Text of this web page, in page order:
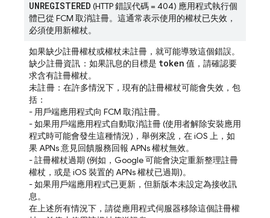
UNREGISTERED (HTTP 錯誤代碼 = 404) 應用程式執行個
體已從 FCM 取消註冊。這通常表示使用的權杖已失效，
必須使用新權杖。
如果缺少註冊權杖或權杖未註冊，就可能導致這個錯誤。
缺少註冊資訊 ：如果訊息的目標是 token 值，請確認要
求含有註冊權杖。
未註冊：在許多情況下，現有的註冊權杖可能會失效，包
括：
- 用戶端應用程式向 FCM 取消註冊。
- 如果用戶端應用程式自動取消註冊 (使用者解除安裝應用
程式時可能會發生這種情況)，舉例來說，在 iOS 上，如
果 APNs 意見回饋服務回報 APNs 權杖無效。
- 註冊權杖過期 (例如，Google 可能會決定重新整理註冊
權杖，或是 iOS 裝置的 APNs 權杖已過期)。
- 如果用戶端應用程式已更新，但新版本未設定為接收訊
息。
在上述所有情況下，請從應用程式伺服器移除這個註冊權